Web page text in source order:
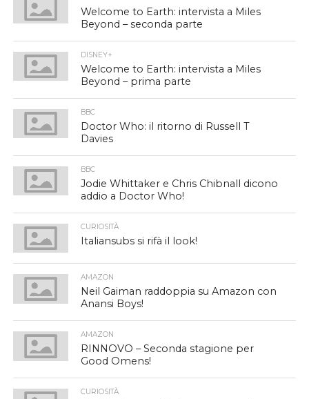
Welcome to Earth: intervista a Miles
Beyond – seconda parte
DISNEY+
Welcome to Earth: intervista a Miles
Beyond – prima parte
BBC
Doctor Who: il ritorno di Russell T
Davies
BBC
Jodie Whittaker e Chris Chibnall dicono
addio a Doctor Who!
CURIOSITÀ
Italiansubs si rifà il look!
AMAZON
Neil Gaiman raddoppia su Amazon con
Anansi Boys!
AMAZON
RINNOVO – Seconda stagione per
Good Omens!
CURIOSITÀ